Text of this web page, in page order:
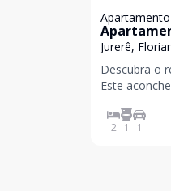
Apartamento
Jurerê,
Descubra o
Este
infraestrutura do bairro.
banheiro, é
2 1 1